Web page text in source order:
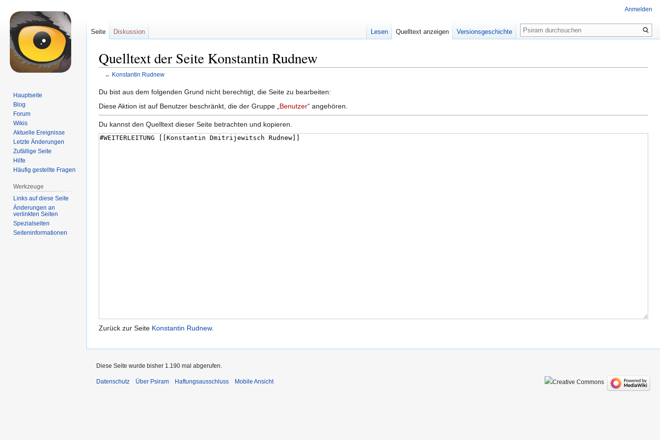
Quelltext der Seite Konstantin Rudnew
← Konstantin Rudnew
Zur
Navigation
Zur
Suche
Du bist aus dem folgenden Grund nicht berechtigt, die Seite zu bearbeiten:
Diese Aktion ist auf Benutzer beschränkt, die der Gruppe „ Benutzer“ angehören.
Du kannst den Quelltext dieser Seite betrachten und kopieren.
Zurück zur Seite Konstantin Rudnew.
Anmelden
Seite Diskussion Lesen Quelltext anzeigen Versionsgeschichte
Suche
Hauptseite
Blog
Forum
Wikis
Aktuelle Ereignisse
Letzte Änderungen
Zufällige Seite
Hilfe
Häufig gestellte Fragen
Werkzeuge
Links auf diese Seite
Änderungen an
verlinkten Seiten
Spezialseiten
Seiten­informationen
Diese Seite wurde bisher 1.190 mal abgerufen.
Datenschutz Über Psiram Haftungsausschluss Mobile Ansicht